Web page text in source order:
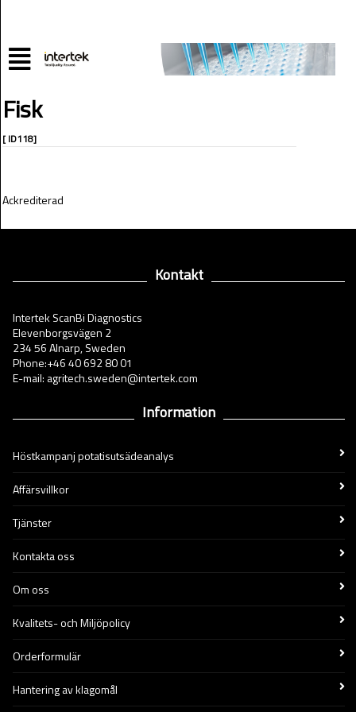
Fisk
[ ID118]
Ackrediterad
Kontakt
Intertek ScanBi Diagnostics
Elevenborgsvägen 2
234 56 Alnarp, Sweden
Phone:+46 40 692 80 01
E-mail: agritech.sweden@intertek.com
Information
Höstkampanj potatisutsädeanalys
Affärsvillkor
Tjänster
Kontakta oss
Om oss
Kvalitets- och Miljöpolicy
Orderformulär
Hantering av klagomål